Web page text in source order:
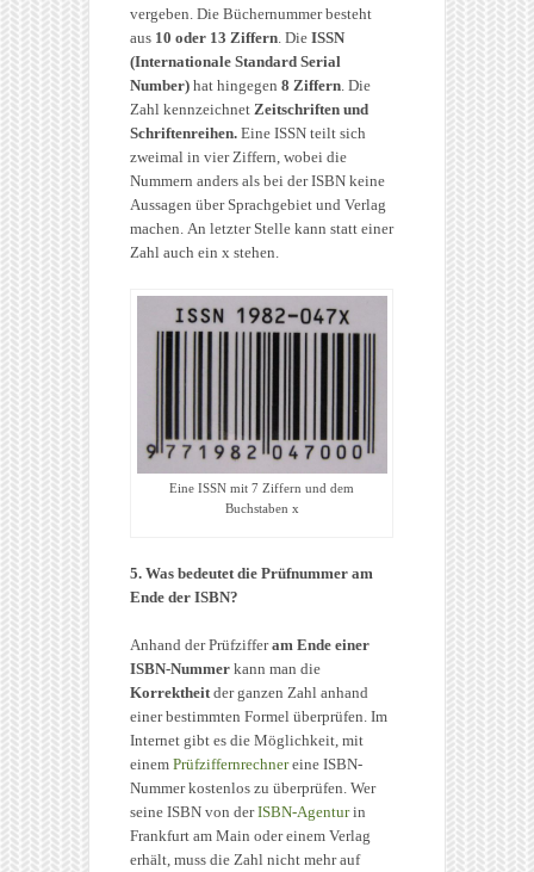
vergeben. Die Büchernummer besteht
aus 10 oder 13 Ziffern . Die ISSN
(Internationale Standard Serial
Number) hat hingegen 8 Ziffern . Die
Zahl kennzeichnet Zeitschriften und
Schriftenreihen. Eine ISSN teilt sich
zweimal in vier Ziffern, wobei die
Nummern anders als bei der ISBN keine
Aussagen über Sprachgebiet und Verlag
machen. An letzter Stelle kann statt einer
Zahl auch ein x stehen.
Eine ISSN mit 7 Ziffern und dem
Buchstaben x
5. Was bedeutet die Prüfnummer am
Ende der ISBN?
Anhand der Prüfzifferam Ende einer
ISBN-Nummer kann man die
Korrektheitder ganzen Zahl anhand
einer bestimmten Formel überprüfen. Im
Internet gibt es die Möglichkeit, mit
einem Prüfziffernrechnereine ISBN-
Nummer kostenlos zu überprüfen. Wer
seine ISBN von derISBN-Agenturin
Frankfurt am Main oder einem Verlag
erhält, muss die Zahl nicht mehr auf